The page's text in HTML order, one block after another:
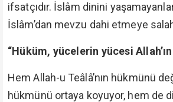
ifsatçıdır. İslâm dinini
İslâm’dan mevzu dahi etmeye
“Hüküm, yücelerin yücesi
Hem Allah-u Teâlâ’nın hükmünü
hükmünü ortaya koyuyor, hem de